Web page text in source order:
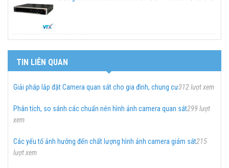
TIN LIÊN QUAN
Giải pháp lắp đặt Camera quan sát cho gia đình, chung cư312 lượt xem
Phân tích, so sánh các chuẩn nén hình ảnh camera quan sát299 lượt
xem
Các yếu tố ảnh hưởng đến chất lượng hình ảnh camera giám sát215
lượt xem